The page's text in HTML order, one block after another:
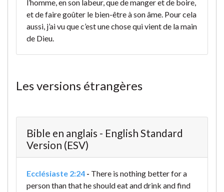
l’homme, en son labeur, que de manger et de boire,
et de faire goûter le bien-êtreà son âme. Pour cela
aussi, j’ai vu que c’est une chose qui vient de la main
de Dieu.
Les versions étrangères
Bible en anglais - English Standard
Version (ESV)
Ecclésiaste 2:24 - There is nothing better for a
person than that he should eat and drink and find